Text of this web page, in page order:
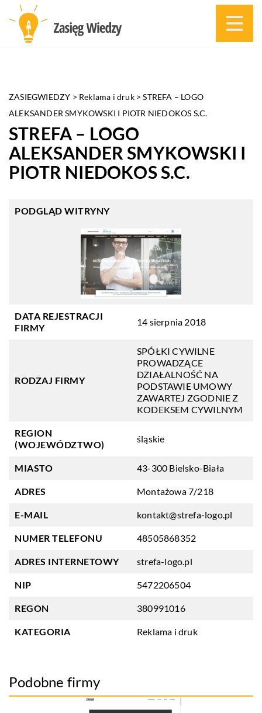
ZASIEGWIEDZY > Reklama i druk>STREFA – LOGO
ALEKSANDER SMYKOWSKI I PIOTR NIEDOKOS S.C.
STREFA – LOGO
ALEKSANDER SMYKOWSKI I
PIOTR NIEDOKOS S.C.
PODGLĄD WITRYNY
DATA REJESTRACJI
FIRMY
14 sierpnia 2018
RODZAJ FIRMY
SPÓŁKI CYWILNE
PROWADZĄCE
DZIAŁALNOŚĆ NA
PODSTAWIE UMOWY
ZAWARTEJ ZGODNIE Z
KODEKSEM CYWILNYM
REGION
(WOJEWÓDZTWO)
śląskie
MIASTO 43-300 Bielsko-Biała
ADRES Montażowa 7/218
E-MAIL kontakt@strefa-logo.pl
NUMER TELEFONU 48505868352
ADRES INTERNETOWY strefa-logo.pl
NIP 5472206504
REGON 380991016
KATEGORIA Reklama i druk
Podobne firmy